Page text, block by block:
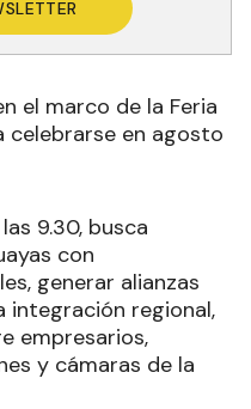
el marco de la Feria
celebrarse en agosto
9.30, busca
con
generar alianzas
integración regional,
empresarios,
y cámaras de la